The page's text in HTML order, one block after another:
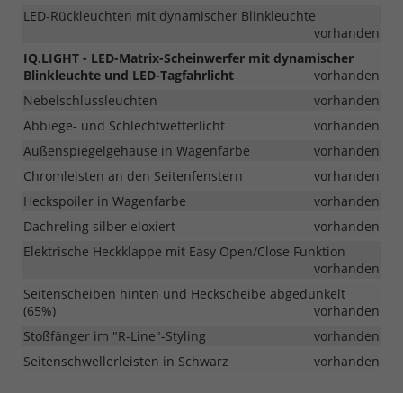
LED-Rückleuchten mit dynamischer Blinkleuchte
vorhanden
IQ.LIGHT - LED-Matrix-Scheinwerfer mit dynamischer
Blinkleuchte und LED-Tagfahrlicht
vorhanden
Nebelschlussleuchten
vorhanden
Abbiege- und Schlechtwetterlicht
vorhanden
Außenspiegelgehäuse in Wagenfarbe
vorhanden
Chromleisten an den Seitenfenstern
vorhanden
Heckspoiler in Wagenfarbe
vorhanden
Dachreling silber eloxiert
vorhanden
Elektrische Heckklappe mit Easy Open/Close Funktion
vorhanden
Seitenscheiben hinten und Heckscheibe abgedunkelt
(65%)
vorhanden
Stoßfänger im "R-Line"-Styling
vorhanden
Seitenschwellerleisten in Schwarz
vorhanden